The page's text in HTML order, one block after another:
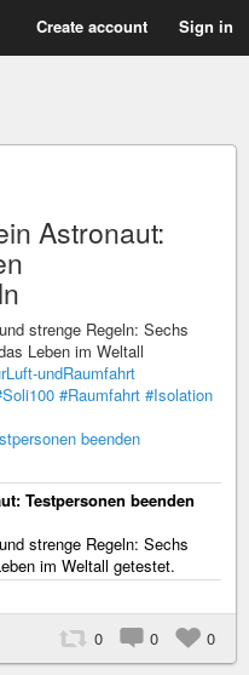
Create account Sign in
Astronaut:
strenge Regeln: Sechs
Leben im Weltall
undRaumfahrt
#Raumfahrt #Isolation
beenden
Testpersonen beenden
strenge Regeln: Sechs
im Weltall getestet.
0 0 0